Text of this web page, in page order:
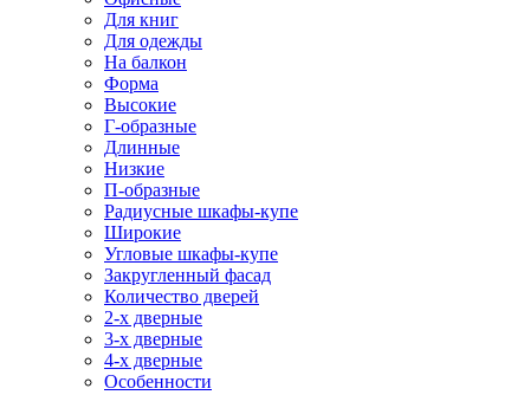
Для книг
Для одежды
На балкон
Форма
Высокие
Г-образные
Длинные
Низкие
П-образные
Радиусные шкафы-купе
Широкие
Угловые шкафы-купе
Закругленный фасад
Количество дверей
2-х дверные
3-х дверные
4-х дверные
Особенности